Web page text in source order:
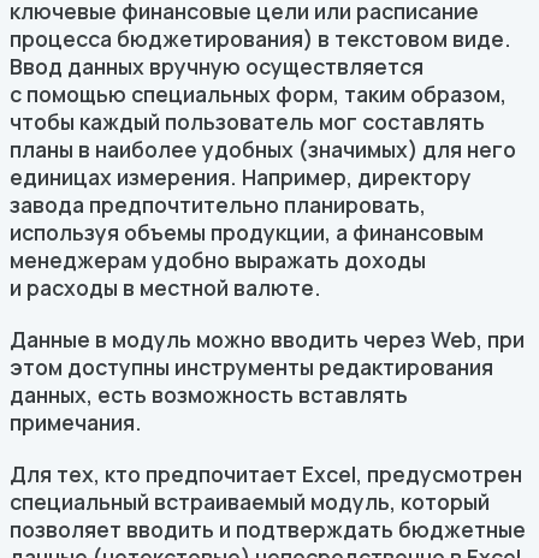
ключевые финансовые цели или расписание
процесса бюджетирования) в текстовом виде.
Ввод данных вручную осуществляется
с помощью специальных форм, таким образом,
чтобы каждый пользователь мог составлять
планы в наиболее удобных (значимых) для него
единицах измерения. Например, директору
завода предпочтительно планировать,
используя объемы продукции, а финансовым
менеджерам удобно выражать доходы
и расходы в местной валюте.
Данные в модуль можно вводить через Web, при
этом доступны инструменты редактирования
данных, есть возможность вставлять
примечания.
Для тех, кто предпочитает Excel, предусмотрен
специальный встраиваемый модуль, который
позволяет вводить и подтверждать бюджетные